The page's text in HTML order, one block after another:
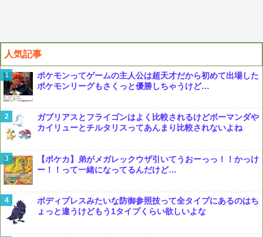
人気記事
ポケモンってゲームの主人公は超天才だから初めて出場した
ポケモンリーグもさくっと優勝しちゃうけど…
ガブリアスとフライゴンはよく比較されるけどボーマンダや
カイリューとチルタリスってあんまり比較されないよね
【ポケカ】弟がメガレックウザ引いてうおーっっ！！かっけ
ー！！って一緒になってるんだけど…
ボディプレスみたいな防御参照技って全タイプにあるのはち
ょっと違うけどもう1タイプくらい欲しいよな